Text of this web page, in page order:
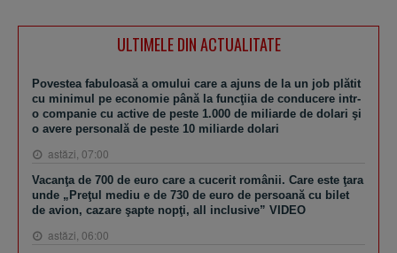
ULTIMELE DIN ACTUALITATE
Povestea fabuloasă a omului care a ajuns de la un job plătit
cu minimul pe economie până la funcţiia de conducere intr-
o companie cu active de peste 1.000 de miliarde de dolari şi
o avere personală de peste 10 miliarde dolari
astăzi, 07:00
Vacanţa de 700 de euro care a cucerit românii. Care este ţara
unde „Preţul mediu e de 730 de euro de persoană cu bilet
de avion, cazare şapte nopţi, all inclusive” VIDEO
astăzi, 06:00